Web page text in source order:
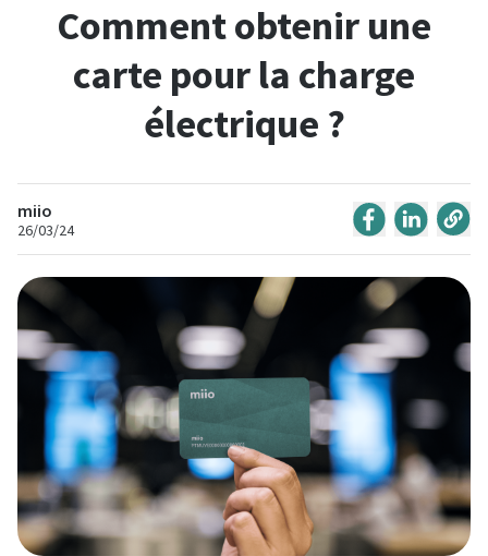
Comment obtenir une
carte pour la charge
électrique ?
miio
26/03/24